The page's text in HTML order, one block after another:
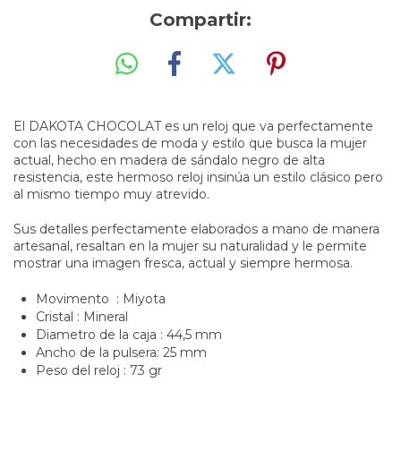
Compartir:
El DAKOTA CHOCOLAT es un reloj que va perfectamente
con las necesidades de moda y estilo que busca la mujer
actual, hecho en madera de sándalo negro de alta
resistencia, este hermoso reloj insinúa un estilo clásico pero
al mismo tiempo muy atrevido.
Sus detalles perfectamente elaborados a mano de manera
artesanal, resaltan en la mujer su naturalidad y le permite
mostrar una imagen fresca, actual y siempre hermosa.
Movimento : Miyota
Cristal : Mineral
Diametro de la caja : 44,5 mm
Ancho de la pulsera: 25 mm
Peso del reloj : 73 gr